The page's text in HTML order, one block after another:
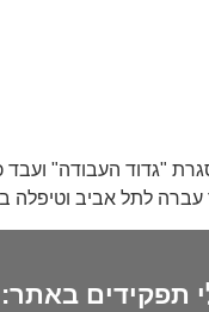
אביב. אביו, חיים בומשטיין, עלה
לתל אביב וטיפלה
תפקידים באתר: